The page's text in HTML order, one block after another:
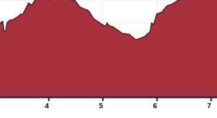
4 5 6 7